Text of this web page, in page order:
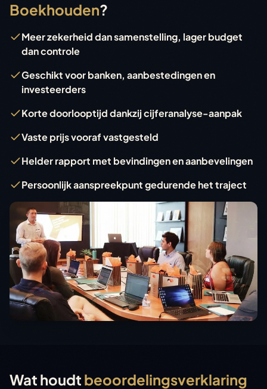
Boekhouden?
Meer zekerheid dan samenstelling, lager budget
dan controle
Geschikt voor banken, aanbestedingen en
investeerders
Korte doorlooptijd dankzij cijferanalyse-aanpak
Vaste prijs vooraf vastgesteld
Helder rapport met bevindingen en aanbevelingen
Persoonlijk aanspreekpunt gedurende het traject
Wat houdt beoordelingsverklaring